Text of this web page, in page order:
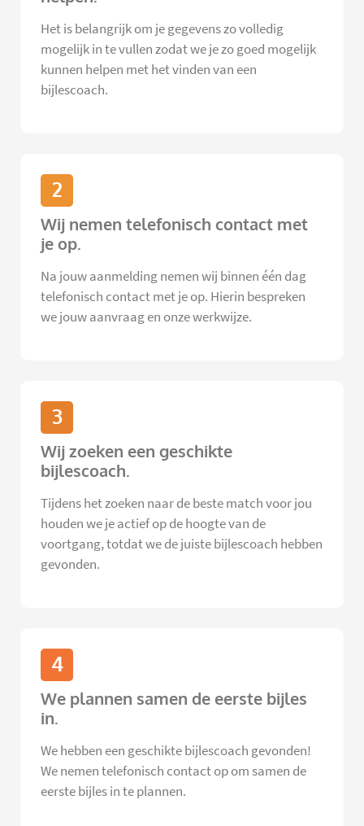
Het is belangrijk om je gegevens zo volledig
mogelijk in te vullen zodat we je zo goed mogelijk
kunnen helpen met het vinden van een
bijlescoach.
2
Wij nemen telefonisch contact met
je op.
Na jouw aanmelding nemen wij binnen één dag
telefonisch contact met je op. Hierin bespreken
we jouw aanvraag en onze werkwijze.
3
Wij zoeken een geschikte
bijlescoach.
Tijdens het zoeken naar de beste match voor jou
houden we je actief op de hoogte van de
voortgang, totdat we de juiste bijlescoach hebben
gevonden.
4
We plannen samen de eerste bijles
in.
We hebben een geschikte bijlescoach gevonden!
We nemen telefonisch contact op om samen de
eerste bijles in te plannen.